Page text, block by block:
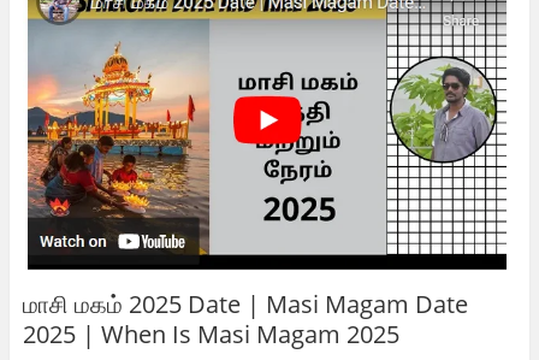
மாசி மகம் 2025 Date | Masi Magam Date
2025 | When Is Masi Magam 2025